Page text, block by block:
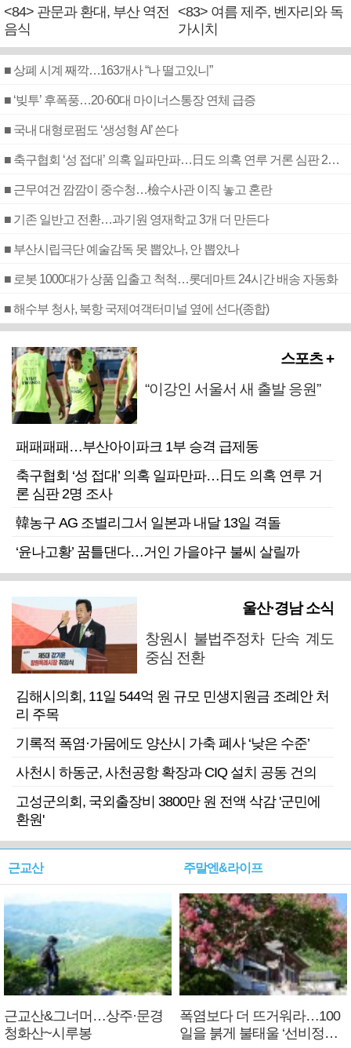
<84> 관문과 환대, 부산 역전
음식
<83> 여름 제주, 벤자리와 독
가시치
■ 상폐 시계 째깍…163개사 “나 떨고있니”
■ ‘빚투’ 후폭풍…20·60대 마이너스통장 연체 급증
■ 국내 대형로펌도 ‘생성형 AI’ 쓴다
■ 축구협회 ‘성 접대’ 의혹 일파만파…日도 의혹 연루 거론 심판 2명 조사
■ 근무여건 깜깜이 중수청…檢수사관 이직 놓고 혼란
■ 기존 일반고 전환…과기원 영재학교 3개 더 만든다
■ 부산시립극단 예술감독 못 뽑았나, 안 뽑았나
■ 로봇 1000대가 상품 입출고 척척…롯데마트 24시간 배송 자동화
■ 해수부 청사, 북항 국제여객터미널 옆에 선다(종합)
스포츠 +
“이강인 서울서 새 출발 응원”
패패패패…부산아이파크 1부 승격 급제동
축구협회 ‘성 접대’ 의혹 일파만파…日도 의혹 연루 거
론 심판 2명 조사
韓농구 AG 조별리그서 일본과 내달 13일 격돌
‘윤나고황’ 꿈틀댄다…거인 가을야구 불씨 살릴까
울산·경남 소식
창원시 불법주정차 단속 계도
중심 전환
김해시의회, 11일 544억 원 규모 민생지원금 조례안 처
리 주목
기록적 폭염·가뭄에도 양산시 가축 폐사 ‘낮은 수준’
사천시 하동군, 사천공항 확장과 CIQ 설치 공동 건의
고성군의회, 국외출장비 3800만 원 전액 삭감 '군민에
환원'
근교산
근교산&그너머…상주·문경
청화산~시루봉
주말엔&라이프
폭염보다 더 뜨거워라…100
일을 붉게 불태울 ‘선비정신’